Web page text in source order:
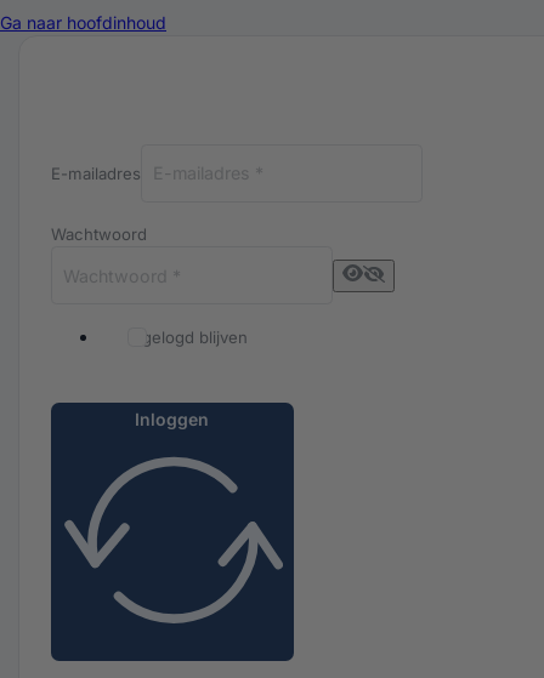
Ga naar hoofdinhoud
Inloggen bij Luxuriq
E-mailadres
Wachtwoord
Ingelogd blijven
Inloggen